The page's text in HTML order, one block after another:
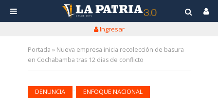
Ingresar
Portada » Nueva empresa inicia recolección de basura
en Cochabamba tras 12 días de conflicto
DENUNCIA ENFOQUE NACIONAL